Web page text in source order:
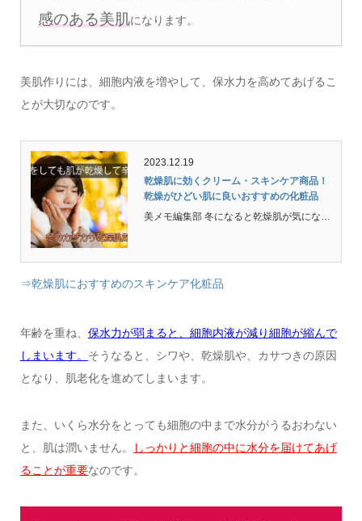
感のある美肌になります。
美肌作りには、細胞内液を増やして、保水力を高めてあげるこ
とが大切なのです。
2023.12.19
乾燥肌に効くクリーム・スキンケア商品！
乾燥がひどい肌に良いおすすめの化粧品
⇒乾燥肌におすすめのスキンケア化粧品
年齢を重ね、 保水力が弱まると、細胞内液が減り細胞が縮んで
しまいます。 そうなると、シワや、乾燥肌や、カサつきの原因
となり、肌老化を進めてしまいます。
また、いくら水分をとっても細胞の中まで水分がうるおわない
と、肌は潤いません。
しっかりと細胞の中に水分を届けてあげ
ることが重要なのです。